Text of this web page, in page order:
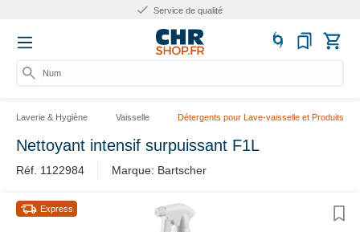
Service de qualité
Numé
Laverie & Hygiène Vaisselle Détergents pour Lave-vaisselle et Produits de
Nettoyant intensif surpuissant F1L
Réf. 1122984 Marque: Bartscher
Express